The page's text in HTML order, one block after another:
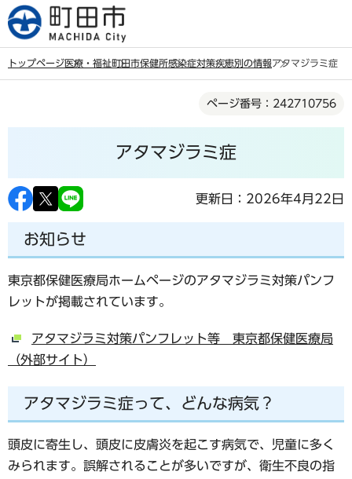
こ
の
す
トップページ医療・福祉町田市保健所感染症対策疾患別の情報アタマジラミ症
ら
ページ番号：242710756
アタマジラミ症
更新日：2026年4月22日
お知らせ
東京都保健医療局ホームページのアタマジラミ対策パンフ
レットが掲載されています。
アタマジラミ対策パンフレット等 東京都保健医療局
（外部サイト）
アタマジラミ症って、どんな病気？
頭皮に寄生し、頭皮に皮膚炎を起こす病気で、児童に多く
みられます。誤解されることが多いですが、衛生不良の指